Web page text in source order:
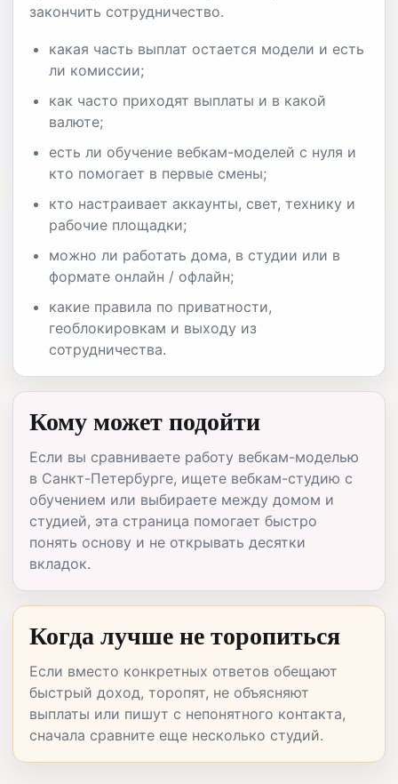
закончить сотрудничество.
какая часть выплат остается модели и есть
ли комиссии;
как часто приходят выплаты и в какой
валюте;
есть ли обучение вебкам-моделей с нуля и
кто помогает в первые смены;
кто настраивает аккаунты, свет, технику и
рабочие площадки;
можно ли работать дома, в студии или в
формате онлайн / офлайн;
какие правила по приватности,
геоблокировкам и выходу из
сотрудничества.
Кому может подойти
Если вы сравниваете работу вебкам-моделью
в Санкт-Петербурге, ищете вебкам-студию с
обучением или выбираете между домом и
студией, эта страница помогает быстро
понять основу и не открывать десятки
вкладок.
Когда лучше не торопиться
Если вместо конкретных ответов обещают
быстрый доход, торопят, не объясняют
выплаты или пишут с непонятного контакта,
сначала сравните еще несколько студий.